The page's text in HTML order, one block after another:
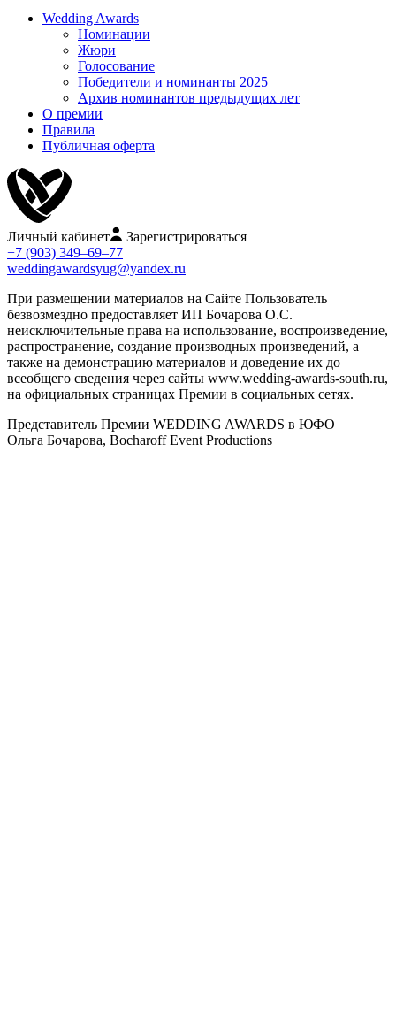
Wedding Awards
Номинации
Жюри
Голосование
Победители и номинанты 2025
Архив номинантов предыдущих лет
О премии
Правила
Публичная оферта
Личный кабинет
Зарегистрироваться
+7 (903) 349–69–77
weddingawardsyug@yandex.ru
При размещении материалов на Сайте Пользователь
безвозмездно предоставляет ИП Бочарова О.С.
неисключительные права на использование, воспроизведение,
распространение, создание производных произведений, а
также на демонстрацию материалов и доведение их до
всеобщего сведения через сайты www.wedding-awards-south.ru,
на официальных страницах Премии в социальных сетях.
Представитель Премии WEDDING AWARDS в ЮФО
Ольга Бочарова, Bocharoff Event Productions